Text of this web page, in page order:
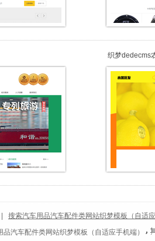
织梦dedecms
搜索汽车用品汽车配件类网站织梦模板（自适
品汽车配件类网站织梦模板（自适应手机端）